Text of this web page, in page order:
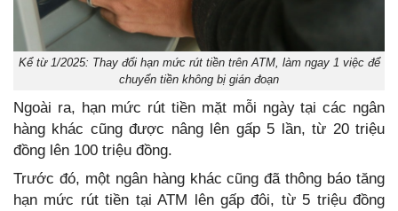
Kể từ 1/2025: Thay đổi hạn mức rút tiền trên ATM, làm ngay 1 việc để
chuyển tiền không bị gián đoạn
Ngoài ra, hạn mức rút tiền mặt mỗi ngày tại các ngân
hàng khác cũng được nâng lên gấp 5 lần, từ 20 triệu
đồng lên 100 triệu đồng.
Trước đó, một ngân hàng khác cũng đã thông báo tăng
hạn mức rút tiền tại ATM lên gấp đôi, từ 5 triệu đồng